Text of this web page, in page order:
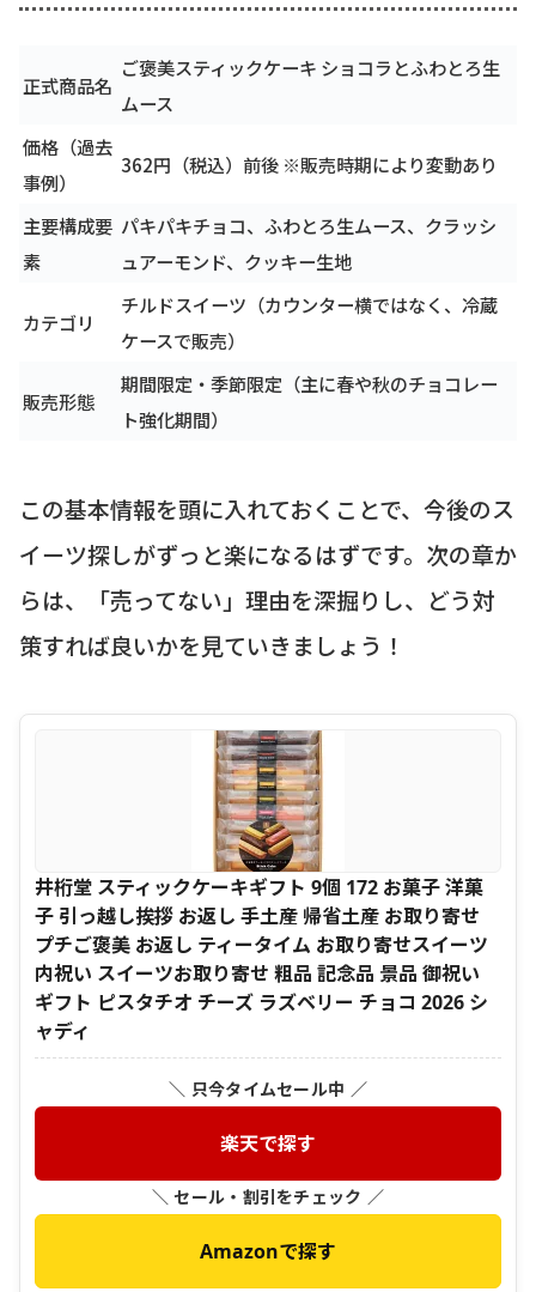
正式商品名
ご褒美スティックケーキ ショコラとふわとろ生
ムース
価格（過去
事例）
362円（税込）前後 ※販売時期により変動あり
主要構成要
素
パキパキチョコ、ふわとろ生ムース、クラッシ
ュアーモンド、クッキー生地
カテゴリ
チルドスイーツ（カウンター横ではなく、冷蔵
ケースで販売）
販売形態
期間限定・季節限定（主に春や秋のチョコレー
ト強化期間）
この基本情報を頭に入れておくことで、今後のス
イーツ探しがずっと楽になるはずです。次の章か
らは、「売ってない」理由を深掘りし、どう対
策すれば良いかを見ていきましょう！
井桁堂 スティックケーキギフト 9個 172 お菓子 洋菓
子 引っ越し挨拶 お返し 手土産 帰省土産 お取り寄せ
プチご褒美 お返し ティータイム お取り寄せスイーツ
内祝い スイーツお取り寄せ 粗品 記念品 景品 御祝い
ギフト ピスタチオ チーズ ラズベリー チョコ 2026 シ
ャディ
＼ 只今タイムセール中 ／
楽天で探す
＼ セール・割引をチェック ／
Amazonで探す